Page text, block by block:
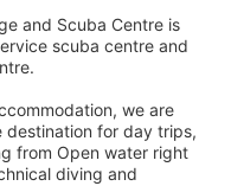
and Scuba Centre is
scuba centre and
we are
destination for day trips,
from Open water right
diving and